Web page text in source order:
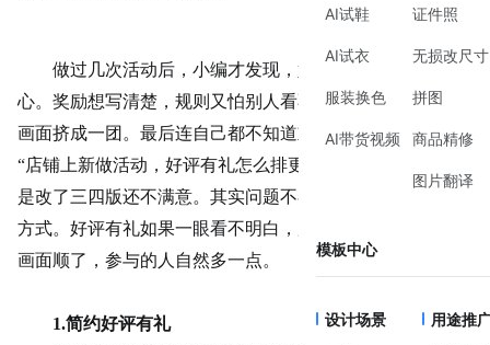
AI试鞋
AI试衣
服装换色
AI带货视频
证件照
无损改尺寸
拼图
商品精修
图片翻译
模板中心
设计场景
用途推
做过几次活动后，小编才发现，好评有礼真的挺考验耐
心。奖励想写清楚，规则又怕别人看不懂，结果越加越多，
画面挤成一团。最后连自己都不知道重点在哪。尤其是遇到
“店铺上新做活动，好评有礼怎么排更清楚”这种情况，真的
是改了三四版还不满意。其实问题不在奖励大小，而在表达
方式。好评有礼如果一眼看不明白，用户很难愿意往下读。
画面顺了，参与的人自然多一点。
1.简约好评有礼